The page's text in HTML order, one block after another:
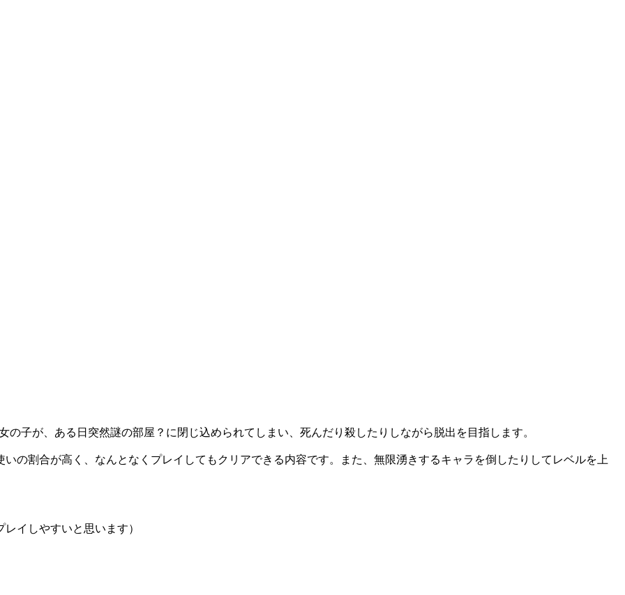
の子が、ある日突然謎の部屋？に閉じ込められてしまい、死んだり殺したりしながら脱出を目指します。
の割合が高く、なんとなくプレイしてもクリアできる内容です。また、無限湧きするキャラを倒したりしてレベルを上
イしやすいと思います）